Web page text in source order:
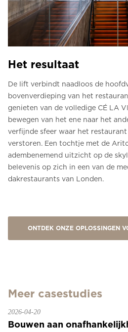
Het resultaat
De lift verbindt naadloos de
bovenverdieping van het
genieten van de volledige CÉ LA
bewegen van het ene naar het
verfijnde sfeer waar het
verstoren. Een tochtje met de
adembenemend uitzicht op de
belevenis op zich in een van de
dakrestaurants van Londen.
ONTDEK ONZE OPLOSSINGEN
Meer casestudies
2026-04-20
Bouwen aan